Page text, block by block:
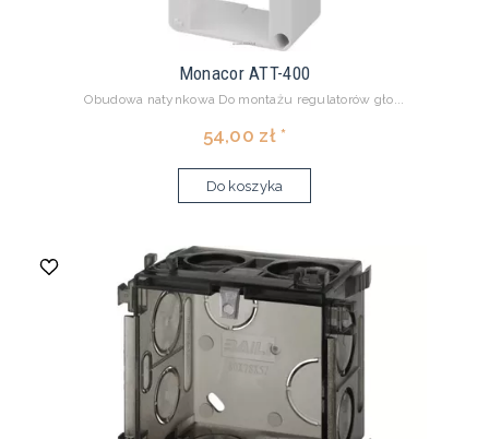
Monacor ATT-400
Obudowa natynkowa Do montażu regulatorów gło...
54,00 zł *
Do koszyka